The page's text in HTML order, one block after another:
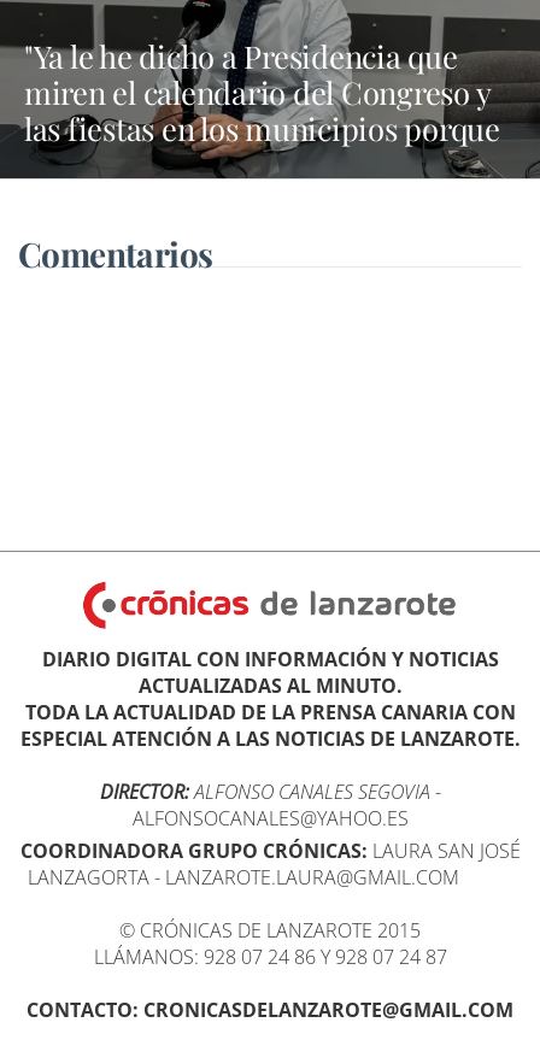
"Ya le he dicho a Presidencia que
miren el calendario del Congreso y
las fiestas en los municipios porque
Dolores Corujo estaba en un fiesta
pleno"
Comentarios
DIARIO DIGITAL CON INFORMACIÓN Y NOTICIAS
ACTUALIZADAS AL MINUTO.
TODA LA ACTUALIDAD DE LA PRENSA CANARIA CON
ESPECIAL ATENCIÓN A LAS NOTICIAS DE LANZAROTE.
DIRECTOR:ALFONSO CANALES SEGOVIA -
ALFONSOCANALES@YAHOO.ES
COORDINADORA GRUPO CRÓNICAS: LAURA SAN JOSÉ
LANZAGORTA - LANZAROTE.LAURA@GMAIL.COM
© CRÓNICAS DE LANZAROTE 2015
LLÁMANOS: 928 07 24 86 Y 928 07 24 87
CONTACTO: CRONICASDELANZAROTE@GMAIL.COM